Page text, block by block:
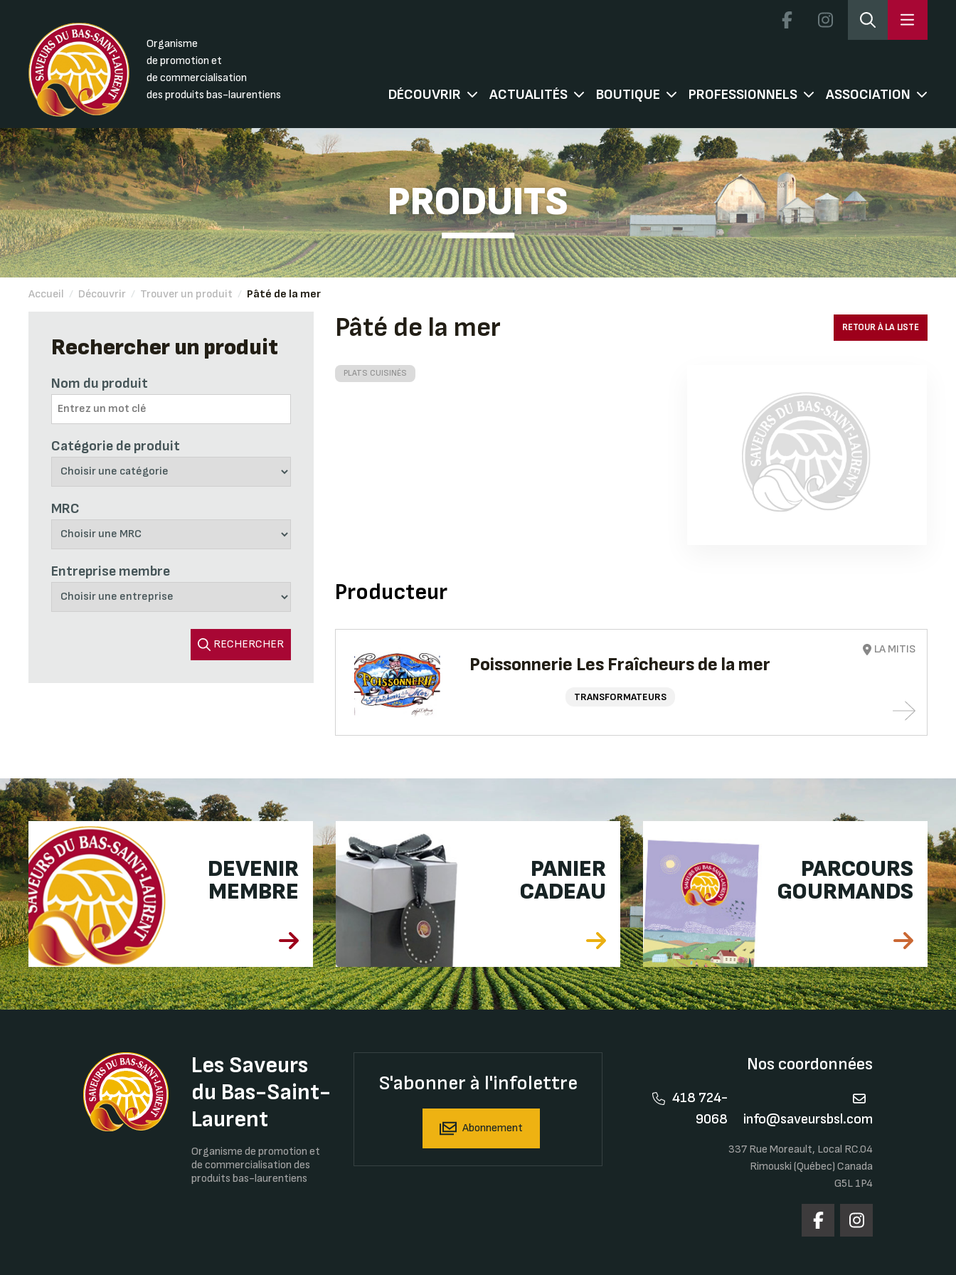
Organisme
de promotion et
de commercialisation
des produits bas-laurentiens
DÉCOUVRIR ACTUALITÉS BOUTIQUE PROFESSIONNELS ASSOCIATION
PRODUITS
Accueil / Découvrir / Trouver un produit / Pâté de la mer
Rechercher un produit
Nom du produit
Catégorie de produit
MRC
Entreprise membre
RECHERCHER
Pâté de la mer RETOUR À LA LISTE
PLATS CUISINÉS
Producteur
Poissonnerie Les Fraîcheurs de la mer
TRANSFORMATEURS
LA MITIS
DEVENIR
MEMBRE
PANIER
CADEAU
PARCOURS
GOURMANDS
Les Saveurs
du Bas-Saint-
Laurent
Organisme de promotion et
de commercialisation des
produits bas-laurentiens
S'abonner à l'infolettre
Abonnement
Nos coordonnées
418 724-
9068
info@saveursbsl.com
337 Rue Moreault, Local RC.04
Rimouski (Québec) Canada
G5L 1P4